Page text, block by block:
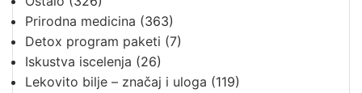
Prirodna medicina (363)
Detox program paketi (7)
Iskustva iscelenja (26)
Lekovito bilje – značaj i uloga (119)